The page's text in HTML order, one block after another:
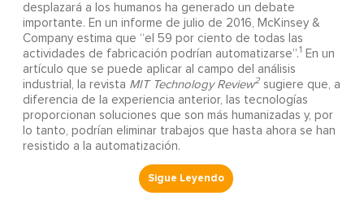
desplazará a los humanos ha generado un debate
importante. En un informe de julio de 2016, McKinsey &
Company estima que “el 59 por ciento de todas las
actividades de fabricación podrían automatizarse”.1
En un
artículo que se puede aplicar al campo del análisis
industrial, la revista MIT Technology Review2sugiere que, a
diferencia de la experiencia anterior, las tecnologías
proporcionan soluciones que son más humanizadas y, por
lo tanto, podrían eliminar trabajos que hasta ahora se han
resistido a la automatización.